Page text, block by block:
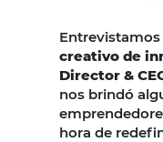
Entrevistamos
creativo de
Director &
nos brindó
hora de